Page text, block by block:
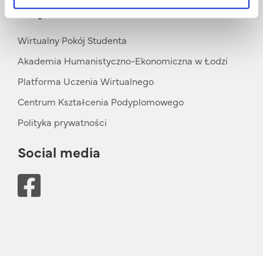
Przydatne linki
Wirtualny Pokój Studenta
Akademia Humanistyczno-Ekonomiczna w Łodzi
Platforma Uczenia Wirtualnego
Centrum Kształcenia Podyplomowego
Polityka prywatności
Social media